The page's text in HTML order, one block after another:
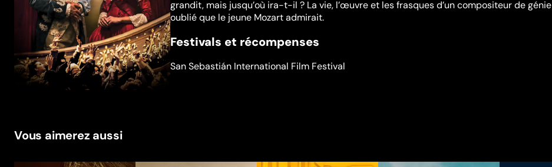
grandit, mais jusqu’où ira-t-il ? La vie, l’œuvre et les frasques d’un compositeur de génie
oublié que le jeune Mozart admirait.
Festivals et récompenses
San Sebastián International Film Festival
Vous aimerez aussi